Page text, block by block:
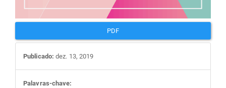
PDF
Publicado: dez. 13, 2019
Palavras-chave: